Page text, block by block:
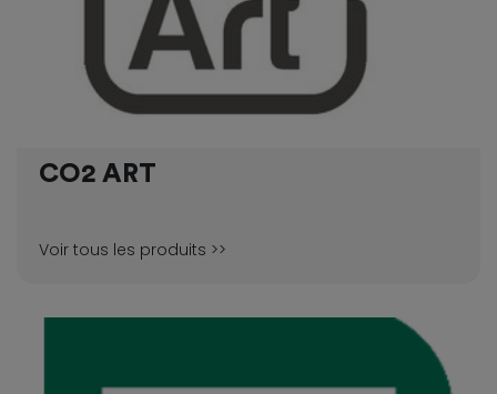
CO2 ART
Voir tous les produits >>